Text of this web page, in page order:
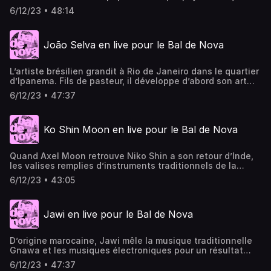
aux sonorités traditionnelles puisées dans ses racines
sibériennes. Une découverte en live aux Subs de Lyon
Flous Furieux
6/12/23 • 48:14
João Selva en live pour le Bal de Nova
L’artiste brésilien grandit à Rio de Janeiro dans le quartier
d’Ipanema. Fils de pasteur, il développe d’abord son art
dans une communauté d’anciens prisonniers et d’artistes
convertis. Désormais installé à Lyon, João Selva n’en
que l’on retrouve dans ses mélodies, sa voix et les
tonalités de ses projets haut en couleur. Preuve en est
avec ce live feel good proposé aux Subs de Lyon pour le
Furieux
6/12/23 • 47:37
Ko Shin Moon en live pour le Bal de Nova
Quand Axel Moon retrouve Niko Shin a son retour d’Inde,
les valises remplies d’instruments traditionnels de la
région en 2017, c'est à ce moment que nait Ko Shin Moon,
un savant mélange de machines électroniques et
éclectiques. C’est sur scène que le duo déploie tout son
talent dans des improvisations dont eux seuls ont le
secret, comme on a pu le constater au Bal de Nova au de
Furieux.
6/12/23 • 43:05
Jawi en live pour le Bal de Nova
D’origine marocaine, Jawi mêle la musique traditionnelle
Gnawa et les musiques électroniques pour un résultat
époustouflant, qui agite les dancefloors aux couleurs de
6/12/23 • 47:37